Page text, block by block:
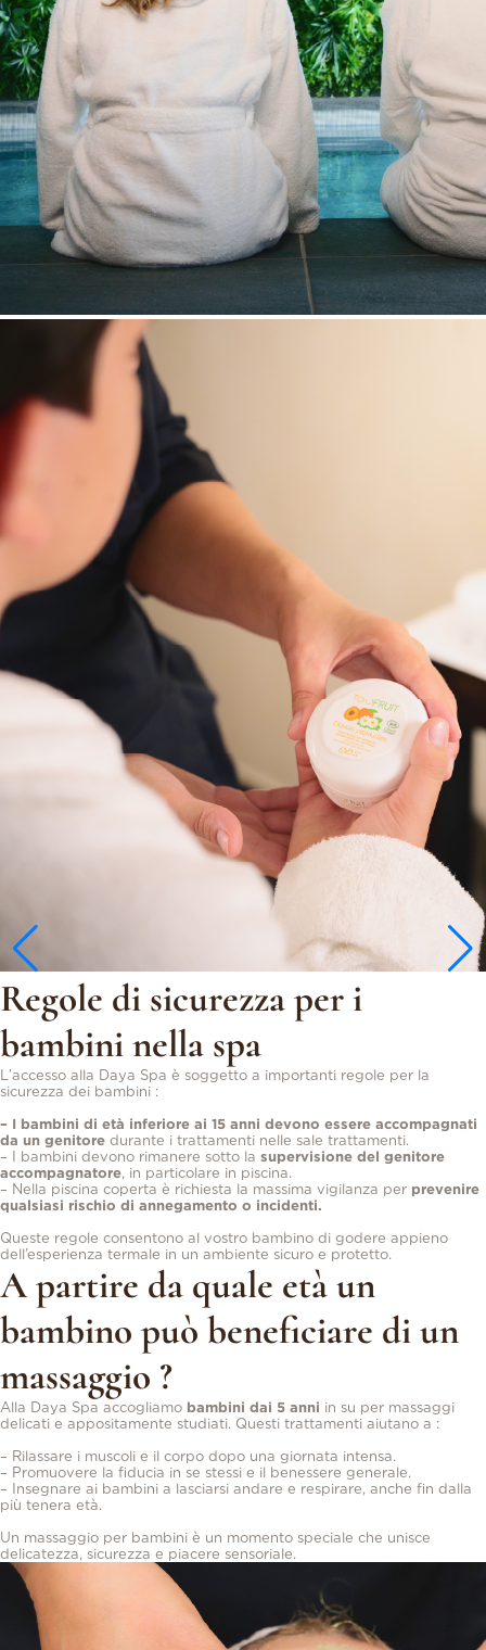
Regole di sicurezza per i
bambini nella spa
L’accesso alla Daya Spa è soggetto a importanti regole per la
sicurezza dei bambini :
– I bambini di età inferiore ai 15 anni devono essere accompagnati
da un genitore durante i trattamenti nelle sale trattamenti.
– I bambini devono rimanere sotto la supervisione del genitore
accompagnatore, in particolare in piscina.
– Nella piscina coperta è richiesta la massima vigilanza per prevenire
qualsiasi rischio di annegamento o incidenti.
Queste regole consentono al vostro bambino di godere appieno
dell’esperienza termale in un ambiente sicuro e protetto.
A partire da quale età un
bambino può beneficiare di un
massaggio ?
Alla Daya Spa accogliamo bambini dai 5 anni in su per massaggi
delicati e appositamente studiati. Questi trattamenti aiutano a :
– Rilassare i muscoli e il corpo dopo una giornata intensa.
– Promuovere la fiducia in se stessi e il benessere generale.
– Insegnare ai bambini a lasciarsi andare e respirare, anche fin dalla
più tenera età.
Un massaggio per bambini è un momento speciale che unisce
delicatezza, sicurezza e piacere sensoriale.